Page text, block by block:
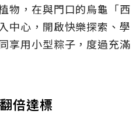
物，在與門口的烏龜「西
中心，開啟快樂探索、學
享用小型粽子，度過充滿
倍達標